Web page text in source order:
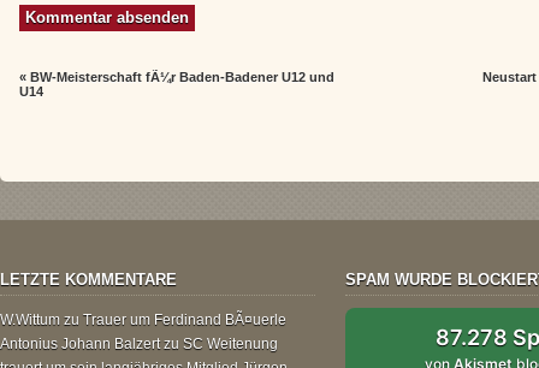
«BW-Meisterschaft fÃ¼r Baden-Badener U12 und
U14
LETZTE KOMMENTARE
W.Wittum zu Trauer um Ferdinand BÃ¤uerle
Antonius Johann Balzertzu SC Weitenung
SPAM WURDE
87.278
vonAkismet